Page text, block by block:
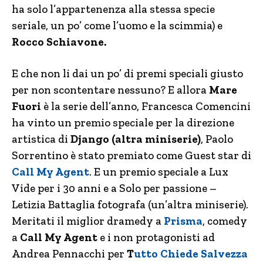
ha solo l’appartenenza alla stessa specie
seriale, un po’ come l’uomo e la scimmia) e
Rocco Schiavone.
E che non li dai un po’ di premi speciali giusto
per non scontentare nessuno? E allora Mare
Fuori è la serie dell’anno, Francesca Comencini
ha vinto un premio speciale per la direzione
artistica di Django (altra miniserie), Paolo
Sorrentino è stato premiato come Guest star di
Call My Agent. E un premio speciale a Lux
Vide per i 30 anni e a Solo per passione –
Letizia Battaglia fotografa (un’altra miniserie).
Meritati il miglior dramedy a Prisma, comedy
a Call My Agent e i non protagonisti ad
Andrea Pennacchi per Tutto Chiede Salvezza